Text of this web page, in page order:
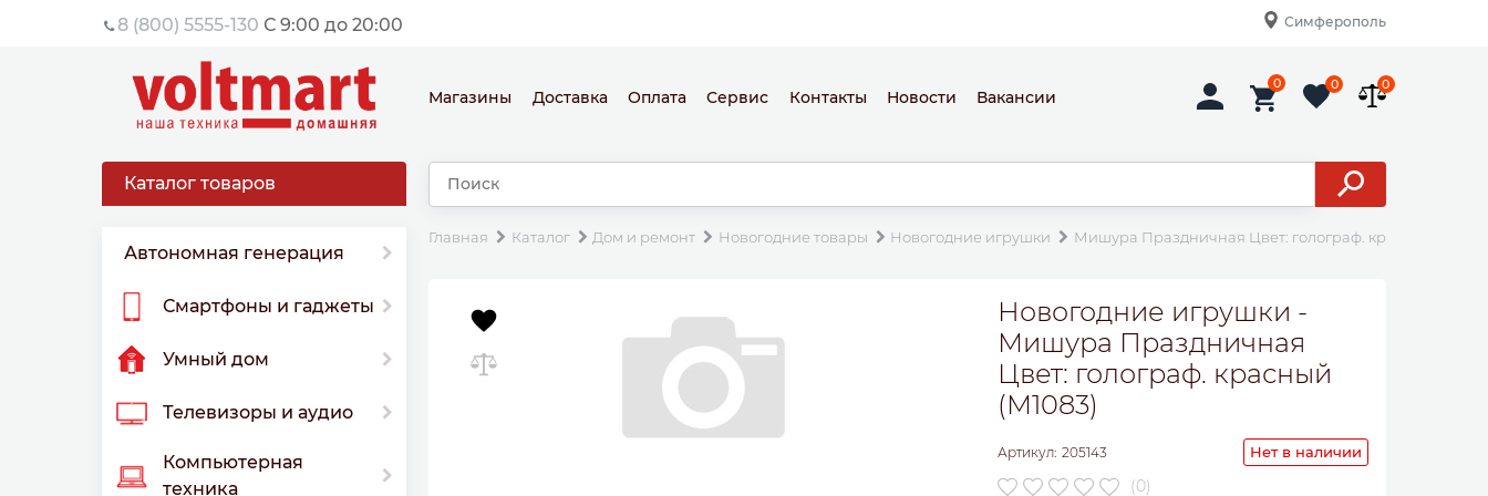
8 (800) 5555-130 С 9:00 до 20:00 Симферополь
Магазины Доставка Оплата Сервис Контакты Новости Вакансии
0 0 0
Каталог товаров
Автономная генерация
Смартфоны и гаджеты
Умный дом
Телевизоры и аудио
Компьютерная
техника
Главная Каталог Дом и ремонт Новогодние товары Новогодние игрушки Мишура Праздничная Цвет: голограф. красный
Новогодние игрушки -
Мишура Праздничная
Цвет: голограф. красный
(М1083)
Артикул: 205143 Нет в наличии
(0)